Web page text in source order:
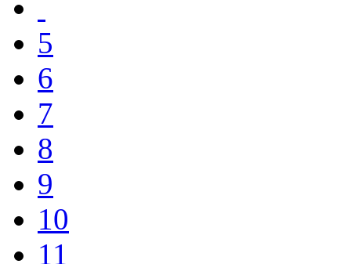
5
6
7
8
9
10
11